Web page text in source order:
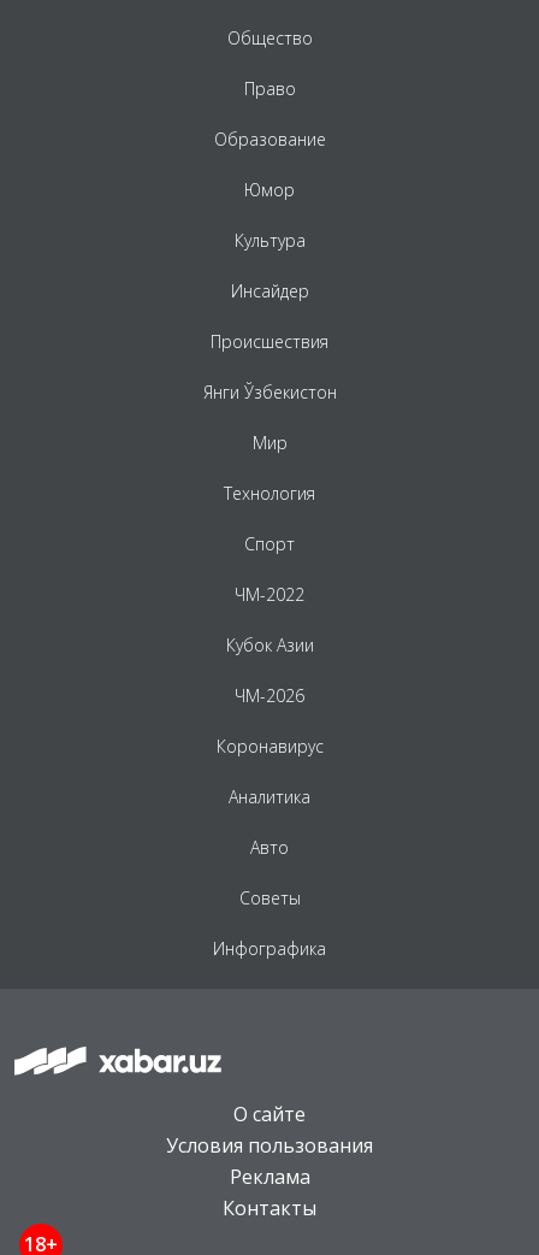
Общество
Право
Образование
Юмор
Культура
Инсайдер
Происшествия
Янги Ўзбекистон
Мир
Технология
Спорт
ЧМ-2022
Кубок Азии
ЧМ-2026
Коронавирус
Аналитика
Авто
Советы
Инфографика
О сайте
Условия пользования
Реклама
Контакты
18+